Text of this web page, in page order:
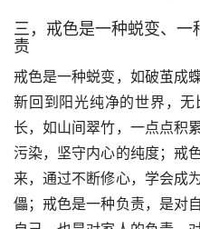
三，戒色是一种蜕变、一
责
戒色是一种蜕变，如破茧成
新回到阳光纯净的世界，
长，如山间翠竹，一点点积
污染，坚守内心的纯度；戒
来，通过不断修心，学会成
儡；戒色是一种负责，是对